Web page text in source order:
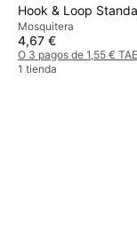
Hook & Loop
Windows 100cm x
Mosquitera
4,67 €
O 3 pagos de 1,55 €
1 tienda